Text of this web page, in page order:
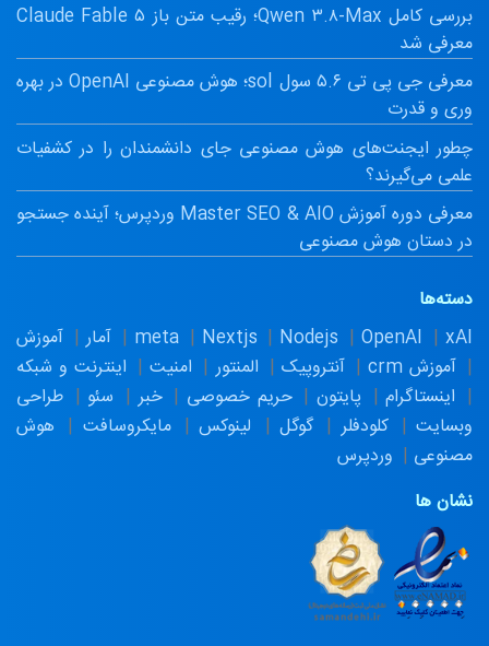
بررسی کامل Qwen ۳.۸-Max؛ رقیب متن باز Claude Fable ۵
معرفی شد
معرفی جی پی تی ۵.۶ سول sol؛ هوش مصنوعی OpenAI در بهره
وری و قدرت
چطور ایجنت‌های هوش مصنوعی جای دانشمندان را در کشفیات
علمی می‌گیرند؟
معرفی دوره آموزش Master SEO & AIO وردپرس؛ آینده جستجو
در دستان هوش مصنوعی
دسته‌ها
meta
Nextjs Nodejs OpenAI xAI آمار
آموزش
آموزش crm
آنتروپیک المنتور امنیت
اینترنت و شبکه
اینستاگرام
پایتون حریم خصوصی خبر سئو
طراحی
وبسایت
کلودفلر گوگل لینوکس مایکروسافت
هوش
مصنوعی
وردپرس
نشان ها